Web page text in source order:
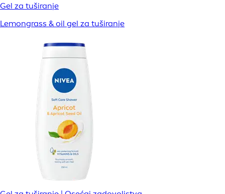
Gel za tuširanje
Lemongrass & oil gel za tuširanje